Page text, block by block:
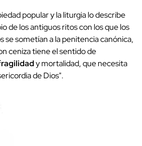
popular y la liturgia lo describe
de los antiguos ritos con los que los
se sometían a la penitencia canónica,
ceniza tiene el sentido de
y mortalidad, que necesita
de Dios".